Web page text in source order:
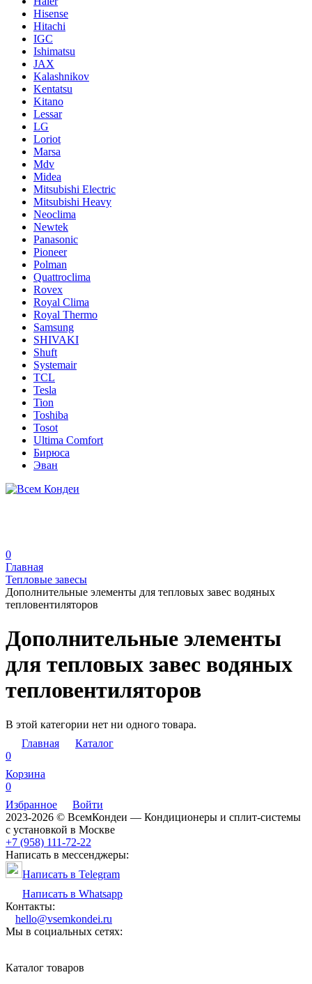
Hisense
Hitachi
IGC
Ishimatsu
JAX
Kalashnikov
Kentatsu
Kitano
Lessar
LG
Loriot
Marsa
Mdv
Midea
Mitsubishi Electric
Mitsubishi Heavy
Neoclima
Newtek
Panasonic
Pioneer
Polman
Quattroclima
Rovex
Royal Clima
Royal Thermo
Samsung
SHIVAKI
Shuft
Systemair
TCL
Tesla
Tion
Toshiba
Tosot
Ultima Comfort
Бирюса
Эван
0
Главная
Тепловые завесы
Дополнительные элементы для тепловых завес водяных
тепловентиляторов
Дополнительные элементы
для тепловых завес водяных
тепловентиляторов
В этой категории нет ни одного товара.
Главная
Каталог
0
Корзина
0
Избранное
Войти
2023-2026 © ВсемКондеи — Кондиционеры и сплит-системы
с установкой в Москве
+7 (958) 111-72-22
Написать в мессенджеры:
Написать в Telegram
Написать в Whatsapp
Контакты:
hello@vsemkondei.ru
Мы в социальных сетях:
Каталог товаров